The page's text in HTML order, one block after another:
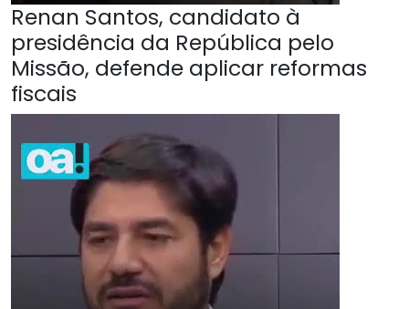
Renan Santos, candidato à
presidência da República pelo
Missão, defende aplicar reformas
fiscais